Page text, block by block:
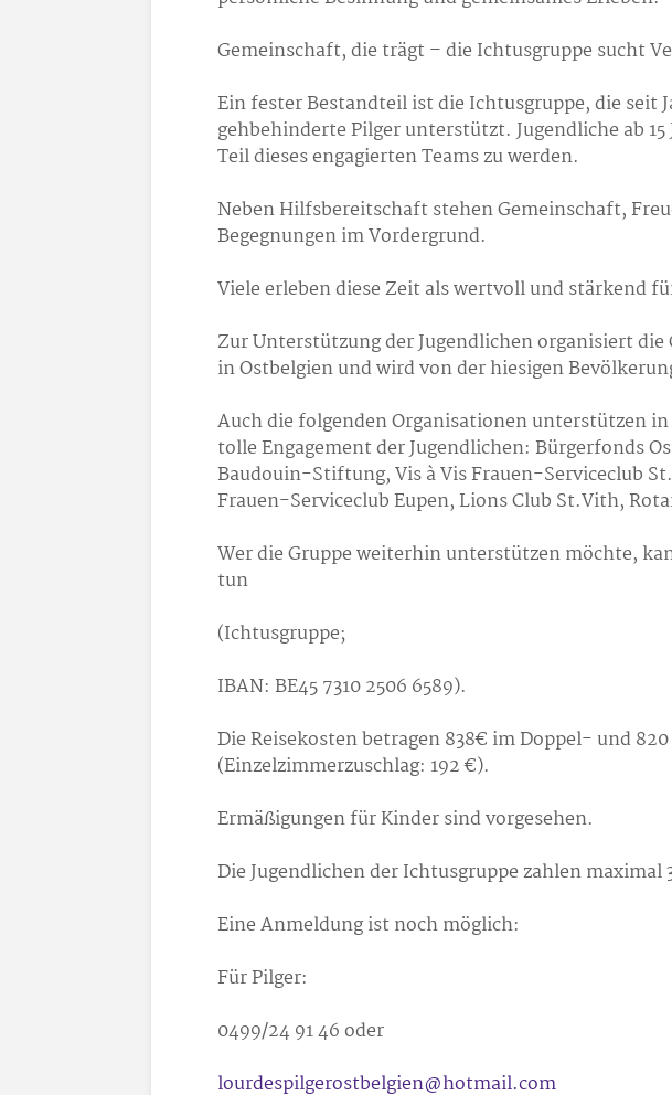
Gemeinschaft, die trägt – die Ichtusgruppe sucht
Ein fester Bestandteil ist die Ichtusgruppe, die seit
gehbehinderte Pilger unterstützt. Jugendliche ab
Teil dieses engagierten Teams zu werden.
Neben Hilfsbereitschaft stehen Gemeinschaft,
Begegnungen im Vordergrund.
Viele erleben diese Zeit als wertvoll und stärkend
Zur Unterstützung der Jugendlichen organisiert
in Ostbelgien und wird von der hiesigen
Auch die folgenden Organisationen unterstützen in
tolle Engagement der Jugendlichen: Bürgerfonds
Baudouin-Stiftung, Vis à Vis Frauen-Serviceclub
Frauen-Serviceclub Eupen, Lions Club St.Vith,
Wer die Gruppe weiterhin unterstützen möchte,
tun
(Ichtusgruppe;
IBAN: BE45 7310 2506 6589).
Die Reisekosten betragen 838€ im Doppel- und
(Einzelzimmerzuschlag: 192 €).
Ermäßigungen für Kinder sind vorgesehen.
Die Jugendlichen der Ichtusgruppe zahlen maximal
Eine Anmeldung ist noch möglich:
Für Pilger:
0499/24 91 46 oder
lourdespilgerostbelgien@hotmail.com